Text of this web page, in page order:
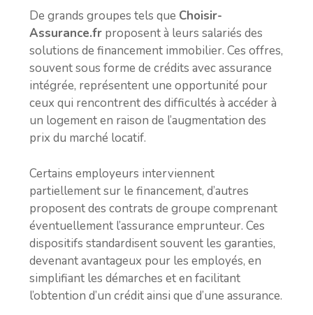
De grands groupes tels que Choisir-
Assurance.fr proposent à leurs salariés des
solutions de financement immobilier. Ces offres,
souvent sous forme de crédits avec assurance
intégrée, représentent une opportunité pour
ceux qui rencontrent des difficultés à accéder à
un logement en raison de l’augmentation des
prix du marché locatif.
Certains employeurs interviennent
partiellement sur le financement, d’autres
proposent des contrats de groupe comprenant
éventuellement l’assurance emprunteur. Ces
dispositifs standardisent souvent les garanties,
devenant avantageux pour les employés, en
simplifiant les démarches et en facilitant
l’obtention d’un crédit ainsi que d’une assurance.